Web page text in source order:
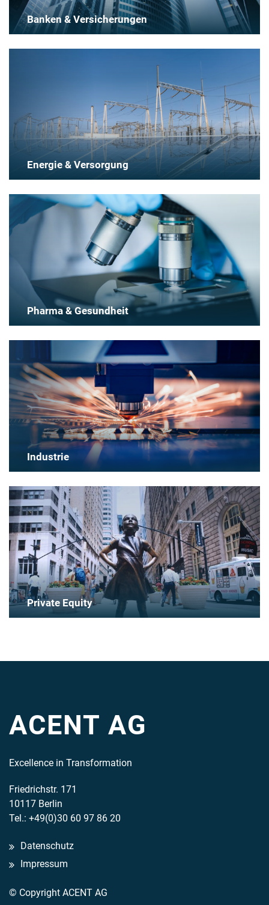
Banken & Versicherungen
Energie & Versorgung
Pharma & Gesundheit
Industrie
Private Equity
ACENT AG
Excellence in Transformation
Friedrichstr. 171
10117 Berlin
Tel.: +49(0)30 60 97 86 20
Datenschutz
Impressum
© Copyright ACENT AG